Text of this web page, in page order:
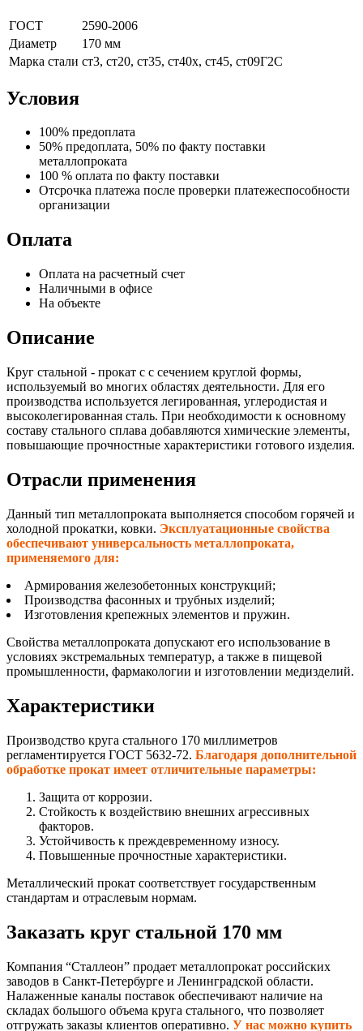
ГОСТ
2590-2006
Диаметр
170 мм
Марка стали ст3, ст20, ст35, ст40х, ст45, ст09Г2С
Условия
100% предоплата
50% предоплата, 50% по факту поставки
металлопроката
100 % оплата по факту поставки
Отсрочка платежа после проверки платежеспособности
организации
Оплата
Оплата на расчетный счет
Наличными в офисе
На объекте
Описание
Круг стальной - прокат с с сечением круглой формы,
используемый во многих областях деятельности. Для его
производства используется легированная, углеродистая и
высоколегированная сталь. При необходимости к основному
составу стального сплава добавляются химические элементы,
повышающие прочностные характеристики готового изделия.
Отрасли применения
Данный тип металлопроката выполняется способом горячей и
холодной прокатки, ковки. Эксплуатационные свойства
обеспечивают универсальность металлопроката,
применяемого для:
Армирования железобетонных конструкций;
Производства фасонных и трубных изделий;
Изготовления крепежных элементов и пружин.
Свойства металлопроката допускают его использование в
условиях экстремальных температур, а также в пищевой
промышленности, фармакологии и изготовлении медизделий.
Характеристики
Производство круга стального 170 миллиметров
регламентируется ГОСТ 5632-72. Благодаря дополнительной
обработке прокат имеет отличительные параметры:
Защита от коррозии.
Стойкость к воздействию внешних агрессивных
факторов.
Устойчивость к преждевременному износу.
Повышенные прочностные характеристики.
Металлический прокат соответствует государственным
стандартам и отраслевым нормам.
Заказать круг стальной 170 мм
Компания “Сталлеон” продает металлопрокат российских
заводов в Санкт-Петербурге и Ленинградской области.
Налаженные каналы поставок обеспечивают наличие на
складах большого объема круга стального, что позволяет
отгружать заказы клиентов оперативно. У нас можно купить